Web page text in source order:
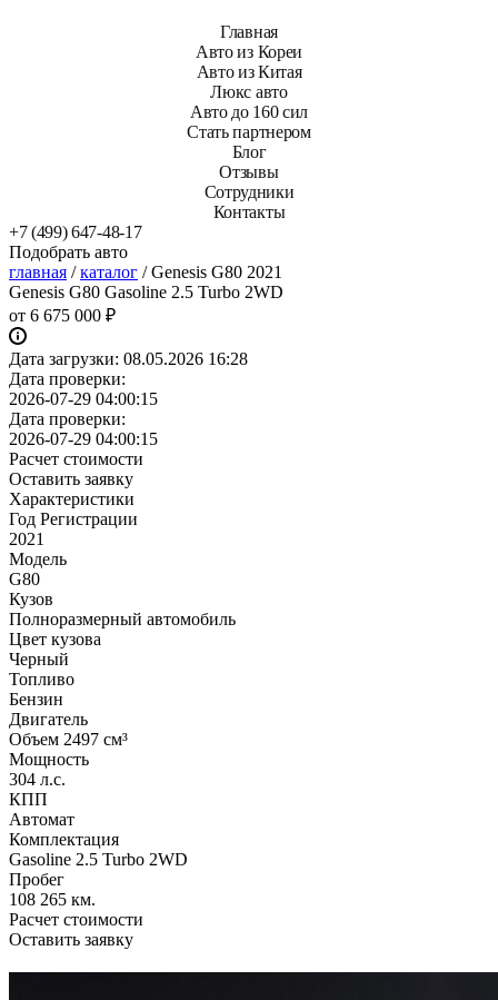
Главная
Авто из Кореи
Авто из Китая
Люкс авто
Авто до 160 сил
Стать партнером
Блог
Отзывы
Сотрудники
Контакты
+7 (499) 647-48-17
Подобрать авто
главная / каталог / Genesis G80 2021
Genesis G80 Gasoline 2.5 Turbo 2WD
от 6 675 000 ₽
Дата загрузки: 08.05.2026 16:28
Дата проверки:
2026-07-29 04:00:15
Дата проверки:
2026-07-29 04:00:15
Расчет стоимости
Оставить заявку
Характеристики
Год Регистрации
2021
Модель
G80
Кузов
Полноразмерный автомобиль
Цвет кузова
Черный
Топливо
Бензин
Двигатель
Объем 2497 см³
Мощность
304 л.с.
КПП
Автомат
Комплектация
Gasoline 2.5 Turbo 2WD
Пробег
108 265 км.
Расчет стоимости
Оставить заявку